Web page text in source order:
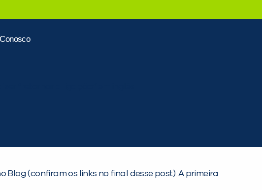
(confiram os links no final desse post). A primeira